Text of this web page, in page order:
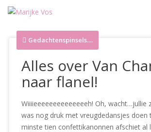
Skip
content
Gedachtenspinsels....
Alles over Van
naar flanel!
Wiiiieeeeeeeeeeeeeeh! Oh, wacht…jullie
was nog druk met vreugdedansjes doen
minste tien confettikanonnen afschiet al